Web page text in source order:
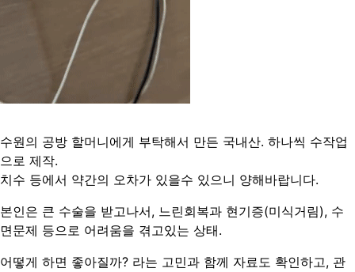
수원의 공방 할머니에게 부탁해서 만든 국내산. 하나씩 수작업
으로 제작.
치수 등에서 약간의 오차가 있을수 있으니 양해바랍니다.
본인은 큰 수술을 받고나서, 느린회복과 현기증(미식거림), 수
면문제 등으로 어려움을 겪고있는 상태.
어떻게 하면 좋아질까? 라는 고민과 함께 자료도 확인하고, 관